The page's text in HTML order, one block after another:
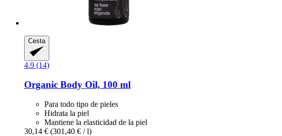
Cesta
4.9 (14)
Organic Body Oil, 100 ml
Para todo tipo de pieles
Hidrata la piel
Mantiene la elasticidad de la piel
30,14 € (301,40 € / l)